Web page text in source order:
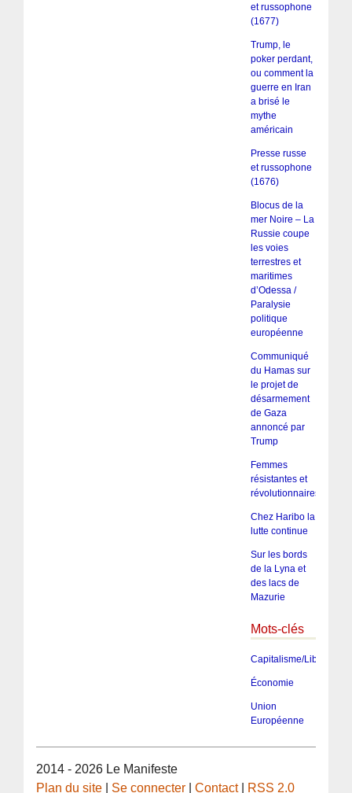
et russophone
(1677)
Trump, le
poker perdant,
ou comment la
guerre en Iran
a brisé le
mythe
américain
Presse russe
et russophone
(1676)
Blocus de la
mer Noire – La
Russie coupe
les voies
terrestres et
maritimes
d’Odessa /
Paralysie
politique
européenne
Communiqué
du Hamas sur
le projet de
désarmement
de Gaza
annoncé par
Trump
Femmes
résistantes et
révolutionnaires
Chez Haribo la
lutte continue
Sur les bords
de la Lyna et
des lacs de
Mazurie
Mots-clés
Capitalisme/
Économie
Union
Européenne
2014 - 2026 Le Manifeste
Plan du site
Se connecter |Contact| RSS 2.0